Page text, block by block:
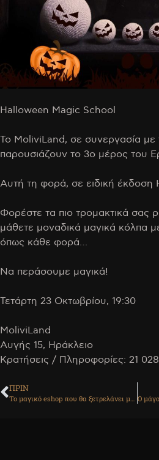
Halloween Magic School
Το MoliviLand, σε συνεργασία με
παρουσιάζουν το 3ο μέρος του
Αυτή τη φορά, σε ειδική έκδοση
Φορέστε τα πιο τρομακτικά σας
μάθετε μοναδικά μαγικά κόλπα
όπως κάθε φορά…
Να περάσουμε μαγικά!
Τετάρτη 23 Οκτωβρίου, 19:30
MoliviLand
Αυγής 15, Ηράκλειο
Κρατήσεις / Πληροφορίες: 21
ΠΡΙΝ